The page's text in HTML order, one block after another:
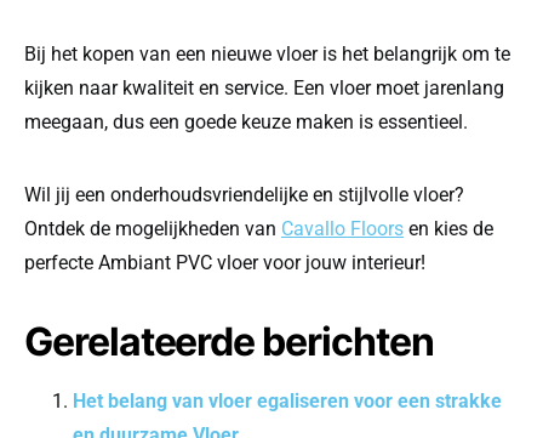
Bij het kopen van een nieuwe vloer is het belangrijk om te
kijken naar kwaliteit en service. Een vloer moet jarenlang
meegaan, dus een goede keuze maken is essentieel.
Wil jij een onderhoudsvriendelijke en stijlvolle vloer?
Ontdek de mogelijkheden van Cavallo Floors en kies de
perfecte Ambiant PVC vloer voor jouw interieur!
Gerelateerde berichten
Het belang van vloer egaliseren voor een strakke